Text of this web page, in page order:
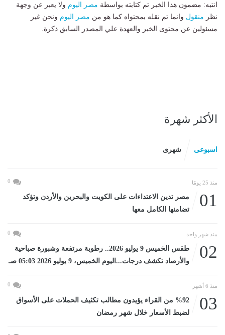
انتبه: مضمون هذا الخبر تم كتابته بواسطة مصر اليوم ولا يعبر عن وجهة
نظر منقول وانما تم نقله بمحتواه كما هو من مصر اليوم ونحن غير
مسئولين عن محتوى الخبر والعهدة علي المصدر السابق ذكرة.
الأكثر شهرة
اسبوعى شهرى
منذ 25 يومًا 0
01
مصر تدين الاعتداءات على الكويت والبحرين والأردن وتؤكد
تضامنها الكامل معها
منذ شهر واحد 0
02
طقس الخميس 9 يوليو 2026.. رطوبة مرتفعة وشبورة صباحية
والأرصاد تكشف درجات...اليوم الخميس، 9 يوليو 2026 05:03 صـ
منذ 6 أشهر 0
03
%92 من القراء يؤيدون مطالب تكثيف الحملات على الأسواق
لضبط الأسعار خلال شهر رمضان